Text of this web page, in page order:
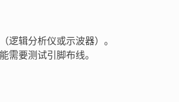
逻辑分析仪或示波器）。
需要测试引脚布线。